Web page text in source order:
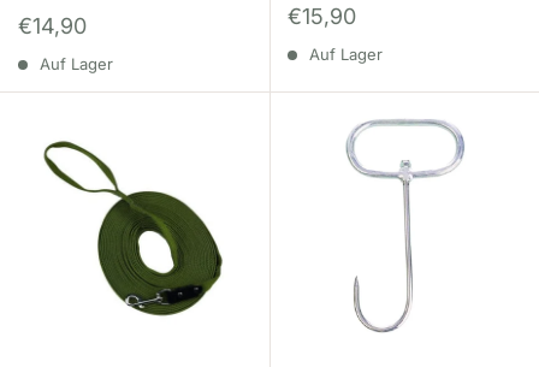
Sonderpreis
€14,90
Auf Lager
Sonderpreis
€15,90
Auf Lager